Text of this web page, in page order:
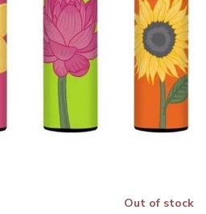
Out of stock